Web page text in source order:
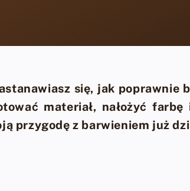
się, jak poprawnie
materiał, nałożyć farbę
przygodę z barwieniem już